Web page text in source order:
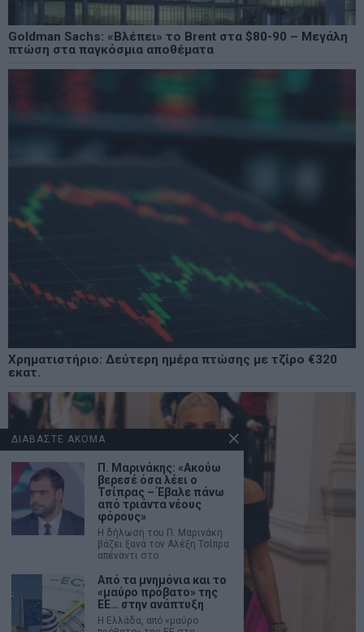
Goldman Sachs: «Βλέπει» το Brent στα $80-90 – Μεγάλη
πτώση στα παγκόσμια αποθέματα
Χρηματιστήριο: Δεύτερη ημέρα πτώσης με τζίρο €320
εκατ.
ΔΙΑΒΑΣΤΕ ΑΚΟΜΑ
Π. Μαρινάκης: «Ακούω
βερεσέ όσα λέει ο
Τσίπρας – Έβαλε πάνω
από τριάντα νέους
φόρους»
Η δήλωση του Π. Μαρινάκη
βάζει ξανά τον Αλέξη Τσίπρα
απέναντι στο
Από τα μνημόνια και το
«μαύρο πρόβατο» της
ΕΕ… στην ανάπτυξη
Η Ελλάδα, από «μαύρο